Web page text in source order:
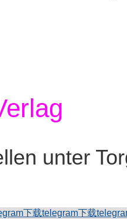
unter
下载telegram下载